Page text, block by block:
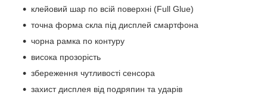
клейовий шар по всій поверхні (Full Glue)
точна форма скла під дисплей смартфона
чорна рамка по контуру
висока прозорість
збереження чутливості сенсора
захист дисплея від подряпин та ударів